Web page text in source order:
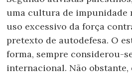
uma cultura de impunidade
uso excessivo da força
pretexto de autodefesa. O
forma, sempre considerou-
internacional. Não obstante,